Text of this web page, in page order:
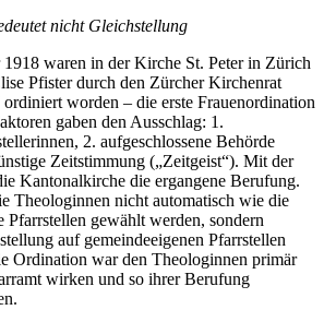
nicht Gleichstellung
waren in der Kirche St. Peter in Zürich
Pfister durch den Zürcher Kirchenrat
worden – die erste Frauenordination
gaben den Ausschlag: 1.
2. aufgeschlossene Behörde
Zeitstimmung („Zeitgeist“). Mit der
Kantonalkirche die ergangene Berufung.
Theologinnen nicht automatisch wie die
Pfarrstellen gewählt werden, sondern
auf gemeindeeigenen Pfarrstellen
Ordination war den Theologinnen primär
wirken und so ihrer Berufung